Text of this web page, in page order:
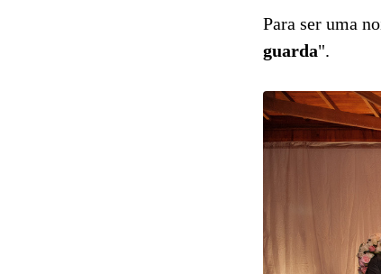
Para ser uma
guarda".